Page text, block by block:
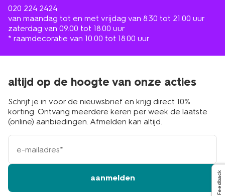
020 224 2424
van maandag tot en met vrijdag van 8.30 tot 21.00 uur
zaterdag van 09.00 tot 18.00 uur
* raamdecoratie van 10.00 tot 18.00 uur
altijd op de hoogte van onze acties
Schrijf je in voor de nieuwsbrief en krijg direct 10%
korting. Ontvang meerdere keren per week de laatste
(online) aanbiedingen. Afmelden kan altijd.
e-
mailadres
aanmelden Feedback